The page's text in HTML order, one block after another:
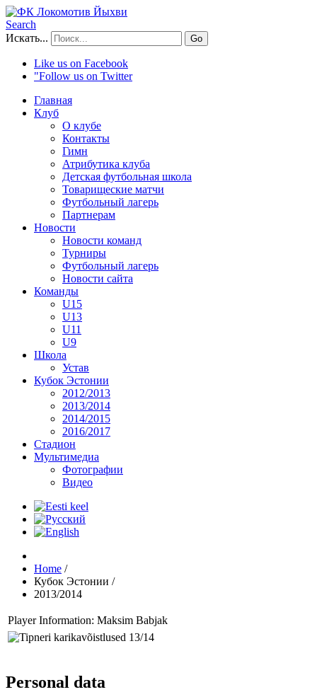
Search
Искать...
Go
Like us on Facebook
"Follow us on Twitter
Главная
Клуб
О клубе
Контакты
Гимн
Атрибутика клуба
Детская футбольная школа
Товарищеские матчи
Футбольный лагерь
Партнерам
Новости
Новости команд
Турниры
Футбольный лагерь
Новости сайта
Команды
U15
U13
U11
U9
Школа
Устав
Кубок Эстонии
2012/2013
2013/2014
2014/2015
2016/2017
Стадион
Мультимедиа
Фотографии
Видео
Home /
Кубок Эстонии /
2013/2014
Player Information: Maksim Babjak
Personal data